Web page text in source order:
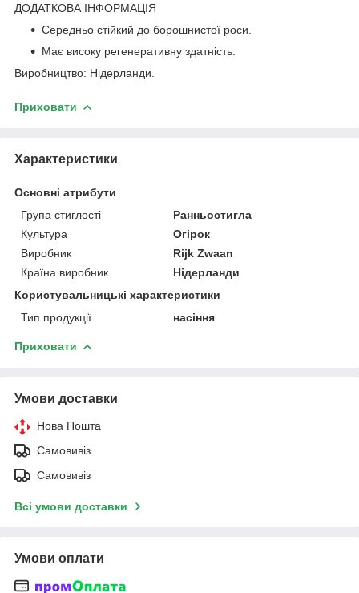
ДОДАТКОВА ІНФОРМАЦІЯ
Середньо стійкий до борошнистої роси.
Має високу регенеративну здатність.
Виробництво: Нідерланди.
Приховати
Характеристики
Основні атрибути
Група стиглості
Ранньостигла
Культура
Огірок
Виробник
Rijk Zwaan
Країна виробник
Нідерланди
Користувальницькі характеристики
Тип продукції
насіння
Приховати
Умови доставки
Нова Пошта
Самовивіз
Самовивіз
Всі умови доставки
Умови оплати